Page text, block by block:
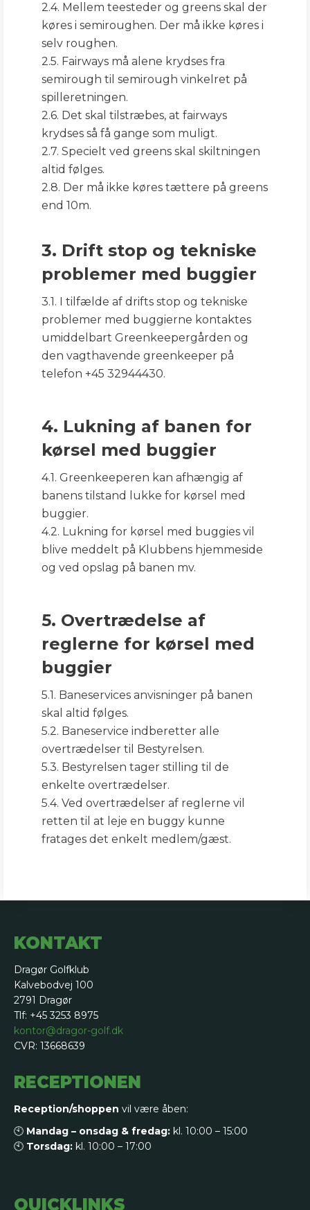
2.4. Mellem teesteder og greens skal der
køres i semiroughen. Der må ikke køres i
selv roughen.
2.5. Fairways må alene krydses fra
semirough til semirough vinkelret på
spilleretningen.
2.6. Det skal tilstræbes, at fairways
krydses så få gange som muligt.
2.7. Specielt ved greens skal skiltningen
altid følges.
2.8. Der må ikke køres tættere på greens
end 10m.
3. Drift stop og tekniske
problemer med buggier
3.1. I tilfælde af drifts stop og tekniske
problemer med buggierne kontaktes
umiddelbart Greenkeepergården og
den vagthavende greenkeeper på
telefon +45 32944430.
4. Lukning af banen for
kørsel med buggier
4.1. Greenkeeperen kan afhængig af
banens tilstand lukke for kørsel med
buggier.
4.2. Lukning for kørsel med buggies vil
blive meddelt på Klubbens hjemmeside
og ved opslag på banen mv.
5. Overtrædelse af
reglerne for kørsel med
buggier
5.1. Baneservices anvisninger på banen
skal altid følges.
5.2. Baneservice indberetter alle
overtrædelser til Bestyrelsen.
5.3. Bestyrelsen tager stilling til de
enkelte overtrædelser.
5.4. Ved overtrædelser af reglerne vil
retten til at leje en buggy kunne
fratages det enkelt medlem/gæst.
KONTAKT
Dragør Golfklub
Kalvebodvej 100
2791 Dragør
Tlf: +45 3253 8975
kontor@dragor-golf.dk
CVR: 13668639
RECEPTIONEN
Reception/shoppen vil være åben:
🕙 Mandag – onsdag & fredag: kl. 10:00 – 15:00
🕙 Torsdag: kl. 10:00 – 17:00
QUICKLINKS